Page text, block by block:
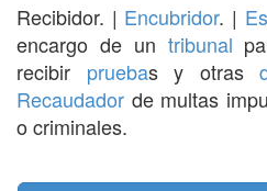
Recibidor. | Encubridor. |
encargo de un tribunal
recibir pruebas y otras
Recaudador de multas
o criminales.